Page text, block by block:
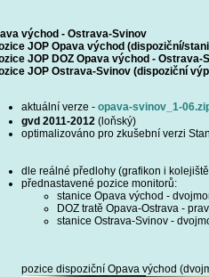
východ - Ostrava-Svinov
JOP Opava východ (dispoziční/
JOP DOZ Opava východ -
JOP Ostrava-Svinov (dispoziční
aktuální verze - opava-svinov_1-
gvd 2011-2012 (loňský)
optimalizováno pro zkušební verzi
dle reálné předlohy (grafikon i
přednastavené pozice monitorů:
stanice Opava východ -
DOZ tratě Opava-Ostrava -
stanice Ostrava-Svinov -
pozice dispoziční Opava východ